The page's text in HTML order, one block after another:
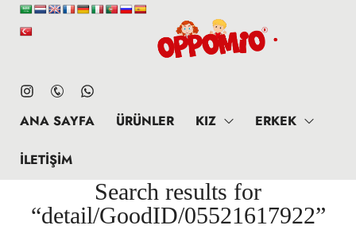
ANA SAYFA ÜRÜNLER KIZ ERKEK
İLETIŞIM
Search results for
“detail/GoodID/05521617922”